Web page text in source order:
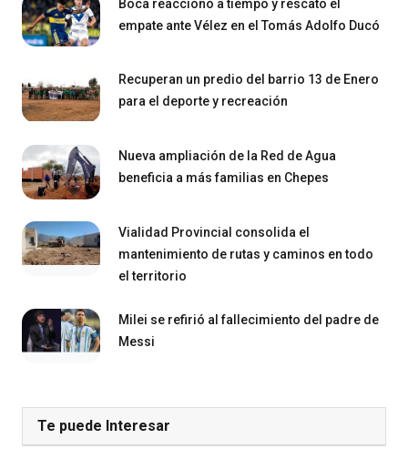
Boca reaccionó a tiempo y rescato el
empate ante Vélez en el Tomás Adolfo Ducó
Recuperan un predio del barrio 13 de Enero
para el deporte y recreación
Nueva ampliación de la Red de Agua
beneficia a más familias en Chepes
Vialidad Provincial consolida el
mantenimiento de rutas y caminos en todo
el territorio
Milei se refirió al fallecimiento del padre de
Messi
Te puede Interesar